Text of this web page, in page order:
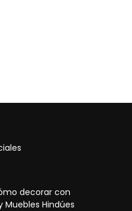
decorar con
Muebles Hindúes